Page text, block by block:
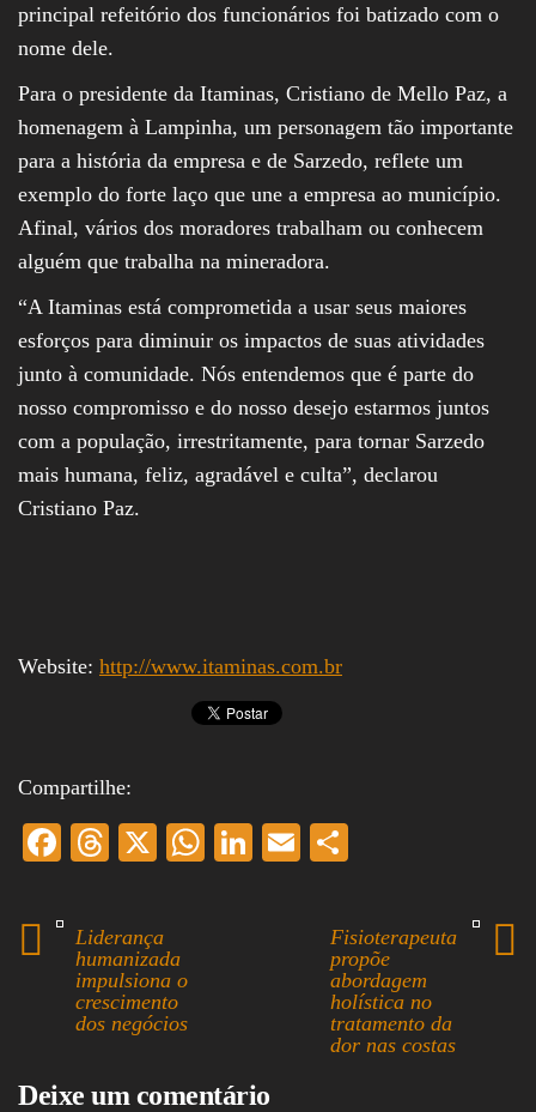
principal refeitório dos funcionários foi batizado com o
nome dele.
Para o presidente da Itaminas, Cristiano de Mello Paz, a
homenagem à Lampinha, um personagem tão importante
para a história da empresa e de Sarzedo, reflete um
exemplo do forte laço que une a empresa ao município.
Afinal, vários dos moradores trabalham ou conhecem
alguém que trabalha na mineradora.
“A Itaminas está comprometida a usar seus maiores
esforços para diminuir os impactos de suas atividades
junto à comunidade. Nós entendemos que é parte do
nosso compromisso e do nosso desejo estarmos juntos
com a população, irrestritamente, para tornar Sarzedo
mais humana, feliz, agradável e culta”, declarou
Cristiano Paz.
Website: http://www.itaminas.com.br
Compartilhe:
Fa
bo
ok
T
ds
X
W
Li
E
ail re
Liderança
humanizada
impulsiona o
crescimento
dos negócios
Fisioterapeuta
propõe
abordagem
holística no
tratamento da
dor nas costas
Deixe um comentário